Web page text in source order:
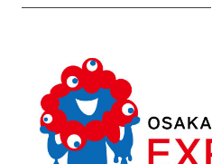
———————————————